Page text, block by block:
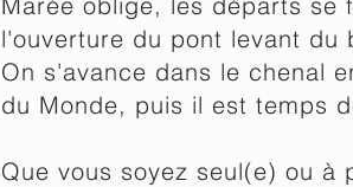
l'ouverture du pont levant du
On s'avance dans le chenal
du Monde, puis il est temps
Que vous soyez seul(e) ou